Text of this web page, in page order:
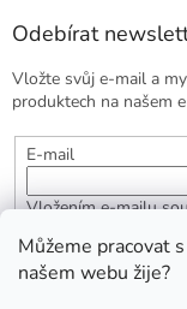
Můžeme pracovat
našem webu žije?
Odebírat
Vložte svůj e-mail a
produktech na našem
E-mail
Vložením e-mailu
PŘIHLÁSIT SE